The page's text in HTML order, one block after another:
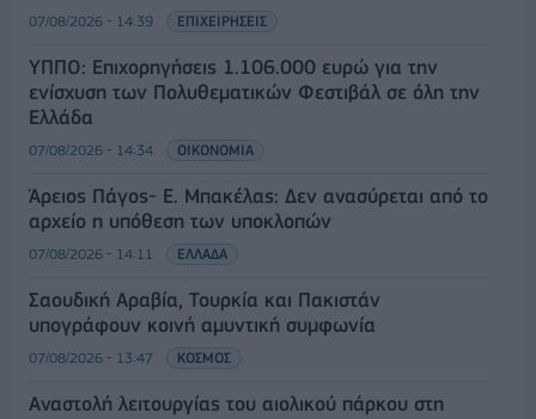
07/08/2026 - 14:39 ΕΠΙΧΕΙΡΗΣΕΙΣ
ΥΠΠΟ: Επιχορηγήσεις 1.106.000 ευρώ για την
ενίσχυση των Πολυθεματικών Φεστιβάλ σε όλη την
Ελλάδα
07/08/2026 - 14:34 ΟΙΚΟΝΟΜΙΑ
Άρειος Πάγος- Ε. Μπακέλας: Δεν ανασύρεται από το
αρχείο η υπόθεση των υποκλοπών
07/08/2026 - 14:11 ΕΛΛΑΔΑ
Σαουδική Αραβία, Τουρκία και Πακιστάν
υπογράφουν κοινή αμυντική συμφωνία
07/08/2026 - 13:47 ΚΟΣΜΟΣ
Αναστολή λειτουργίας του αιολικού πάρκου στη